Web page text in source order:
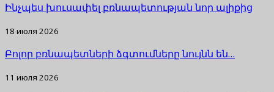
Ինչպես խուսափել բռնապետության նոր ալիքից
18 июля 2026
Բոլոր բռնապետների ձգտումները նույնն են…
11 июля 2026